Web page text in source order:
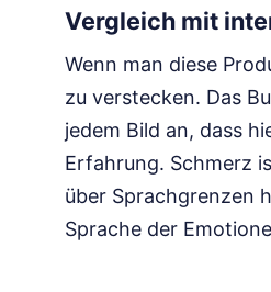
Vergleich mit
Wenn man diese
zu verstecken. Das
jedem Bild an, dass
Erfahrung. Schmerz
über Sprachgrenzen
Sprache der